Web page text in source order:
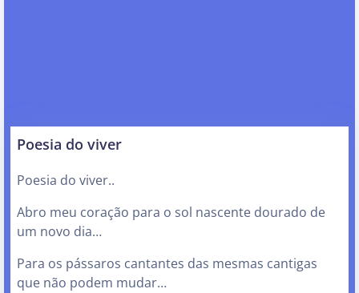
Poesia do viver
Poesia do viver..
Abro meu coração para o sol nascente dourado de
um novo dia…
Para os pássaros cantantes das mesmas cantigas
que não podem mudar…